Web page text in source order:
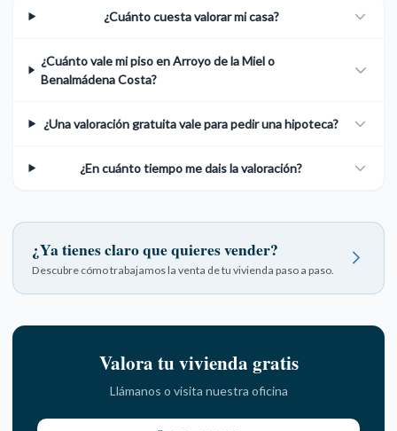
¿Cuánto cuesta valorar mi casa?
¿Cuánto vale mi piso en Arroyo de la Miel o
Benalmádena Costa?
¿Una valoración gratuita vale para pedir una hipoteca?
¿En cuánto tiempo me dais la valoración?
¿Ya tienes claro que quieres vender?
Descubre cómo trabajamos la venta de tu vivienda paso a paso.
Valora tu vivienda gratis
Llámanos o visita nuestra oficina